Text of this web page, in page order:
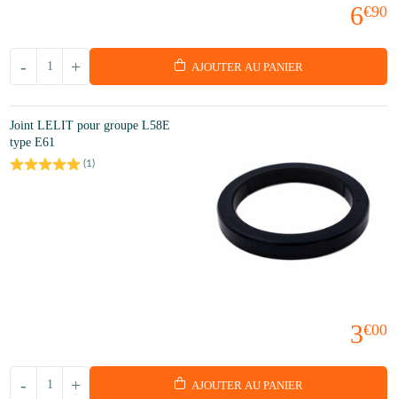
6€90
+
- AJOUTER AU PANIER
Joint LELIT pour groupe L58E
type E61
(1 )
3€00
+
- AJOUTER AU PANIER